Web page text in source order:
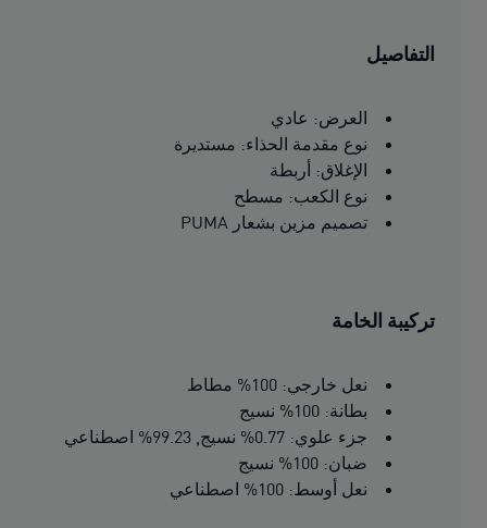
التفاصيل
العرض: عادي
نوع مقدمة الحذاء: مستديرة
الإغلاق: أربطة
نوع الكعب: مسطح
تصميم مزين بشعار PUMA
تركيبة الخامة
نعل خارجي: 100% مطاط
بطانة: 100% نسيج
جزء علوي: 0.77% نسيج, 99.23% اصطناعي
ضبان: 100% نسيج
نعل أوسط: 100% اصطناعي